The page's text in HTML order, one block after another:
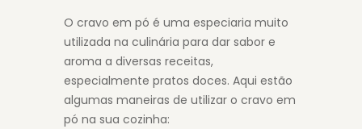
O cravo em pó é uma especiaria muito
utilizada na culinária para dar sabor e
aroma a diversas receitas,
especialmente pratos doces. Aqui estão
algumas maneiras de utilizar o cravo em
pó na sua cozinha: